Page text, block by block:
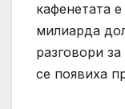
кафенетата
милиарда
разговори
се появиха